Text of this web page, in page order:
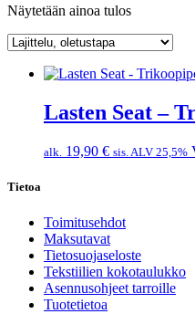
Näytetään ainoa tulos
Lasten Seat –
alk. 19,90 € sis. ALV 25,5%
Tietoa
Toimitusehdot
Maksutavat
Tietosuojaseloste
Tekstiilien kokotaulukko
Asennusohjeet tarroille
Tuotetietoa